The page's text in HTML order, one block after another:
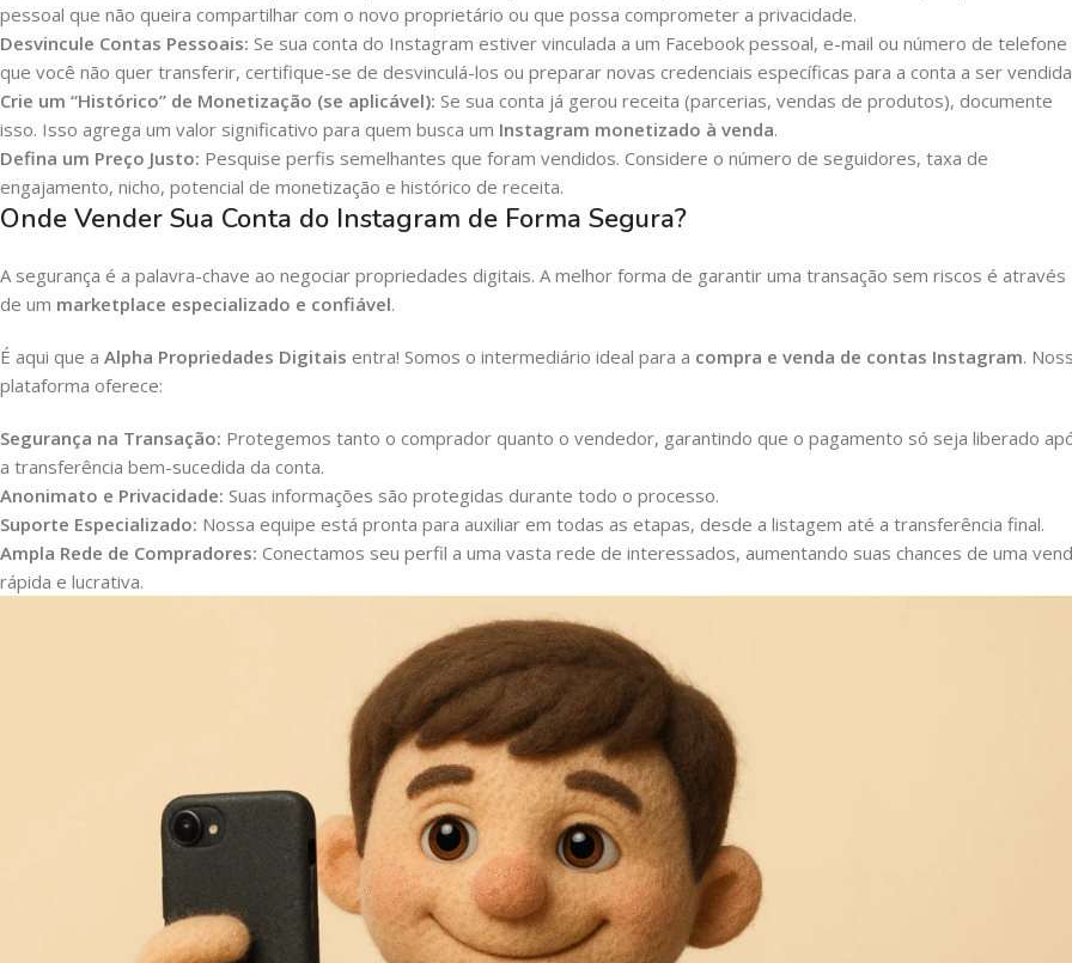
pessoal que não queira compartilhar com o novo proprietário ou que possa comprometer a privacidade.
Desvincule Contas Pessoais: Se sua conta do Instagram estiver vinculada a um Facebook pessoal, e-mail ou número de telefone
que você não quer transferir, certifique-se de desvinculá-los ou preparar novas credenciais específicas para a conta a ser
Crie um “Histórico” de Monetização (se aplicável): Se sua conta já gerou receita (parcerias, vendas de produtos), documente
isso. Isso agrega um valor significativo para quem busca um Instagram monetizado à venda.
Defina um Preço Justo: Pesquise perfis semelhantes que foram vendidos. Considere o número de seguidores, taxa de
engajamento, nicho, potencial de monetização e histórico de receita.
Onde Vender Sua Conta do Instagram de Forma Segura?
A segurança é a palavra-chave ao negociar propriedades digitais. A melhor forma de garantir uma transação sem riscos é através
de um marketplace especializado e confiável.
É aqui que a Alpha Propriedades Digitais entra! Somos o intermediário ideal para a compra e venda de contas Instagram.
plataforma oferece:
Segurança na Transação: Protegemos tanto o comprador quanto o vendedor, garantindo que o pagamento só seja liberado
a transferência bem-sucedida da conta.
Anonimato e Privacidade: Suas informações são protegidas durante todo o processo.
Suporte Especializado: Nossa equipe está pronta para auxiliar em todas as etapas, desde a listagem até a transferência final.
Ampla Rede de Compradores: Conectamos seu perfil a uma vasta rede de interessados, aumentando suas chances de uma
rápida e lucrativa.